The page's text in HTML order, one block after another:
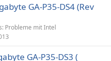
GA-P35-DS4 (Rev
Probleme mit Intel
GA-P35-DS3 (